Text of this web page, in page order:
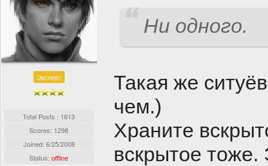
Эксперт
Total Posts : 1613
Scores: 1298
Joined: 6/25/2008
Status:offline
Ни одного.
Такая же
чем.)
Храните
вскрытое